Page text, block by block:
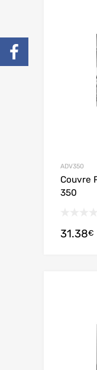
ADV350
Couvre
350
31.38€